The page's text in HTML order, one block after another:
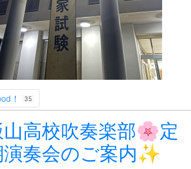
！ 35
高校吹奏楽部🌸定
演奏会のご案内✨